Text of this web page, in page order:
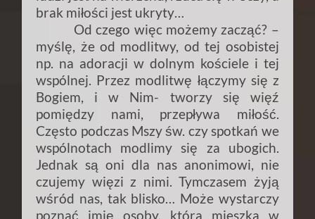
brak miłości jest ukryty…
Od czego więc możemy zacząć? –
myślę, że od modlitwy, od tej osobistej
np. na adoracji w dolnym kościele i tej
wspólnej. Przez modlitwę łączymy się z
Bogiem, i w Nim- tworzy się więź
pomiędzy nami, przepływa miłość.
Często podczas Mszy św. czy spotkań we
wspólnotach modlimy się za ubogich.
Jednak są oni dla nas anonimowi, nie
czujemy więzi z nimi. Tymczasem żyją
wśród nas, tak blisko… Może wystarczy
poznać imię osoby, która mieszka w